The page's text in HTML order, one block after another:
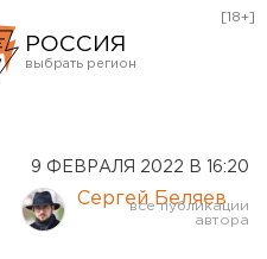
РОССИЯ
Курган
Оренбург
[18+]
9 ФЕВРАЛЯ 2022 В 16:20
Сергей Беляев